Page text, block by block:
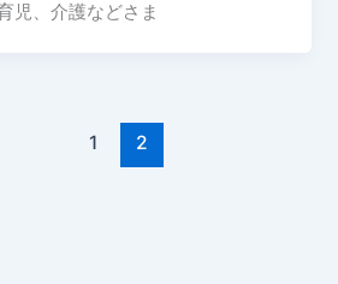
児、介護などさま
1 2